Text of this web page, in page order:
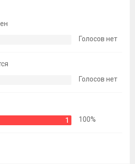
Голосов нет
Голосов нет
1 100%